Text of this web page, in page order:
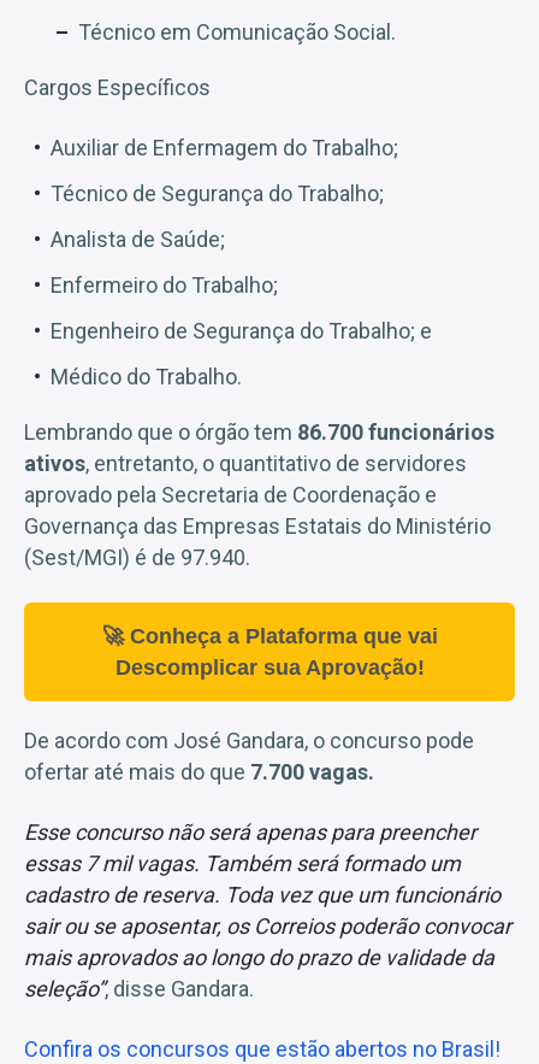
Técnico em Comunicação Social.
Cargos Específicos
Auxiliar de Enfermagem do Trabalho;
Técnico de Segurança do Trabalho;
Analista de Saúde;
Enfermeiro do Trabalho;
Engenheiro de Segurança do Trabalho; e
Médico do Trabalho.
Lembrando que o órgão tem 86.700 funcionários
ativos, entretanto, o quantitativo de servidores
aprovado pela Secretaria de Coordenação e
Governança das Empresas Estatais do Ministério
(Sest/MGI) é de 97.940.
🚀 Conheça a Plataforma que vai
Descomplicar sua Aprovação!
De acordo com José Gandara, o concurso pode
ofertar até mais do que 7.700 vagas.
Esse concurso não será apenas para preencher
essas 7 mil vagas. Também será formado um
cadastro de reserva. Toda vez que um funcionário
sair ou se aposentar, os Correios poderão convocar
mais aprovados ao longo do prazo de validade da
seleção”, disse Gandara.
Confira os concursos que estão abertos no Brasil!